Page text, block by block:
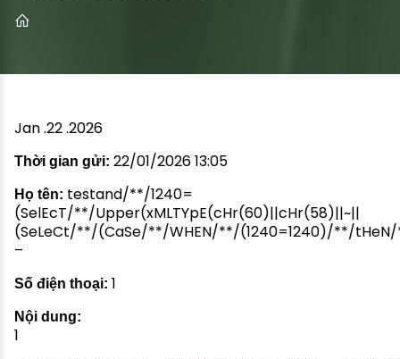
Jan .22 .2026
Thời gian gửi: 22/01/2026 13:05
Họ tên: testand/**/1240=
(SelEcT/**/Upper(xMLTYpE(cHr(60)||cHr(58)||~||
(SeLeCt/**/(CaSe/**/WHEN/**/(1240=1240)/**/
–
Số điện thoại: 1
Nội dung:
1